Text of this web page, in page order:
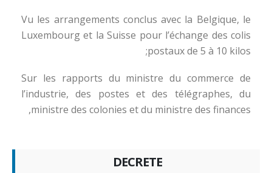
Vu les arrangements conclus avec la Belgique, le
Luxembourg et la Suisse pour l’échange des colis
postaux de 5 à 10 kilos;
Sur les rapports du ministre du commerce de
l’industrie, des postes et des télégraphes, du
ministre des colonies et du ministre des finances,
DECRETE